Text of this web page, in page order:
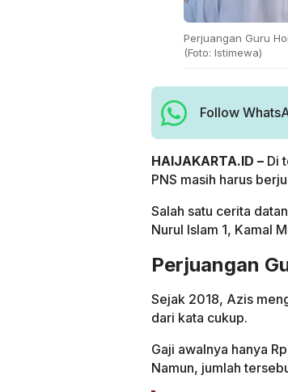
Perjuangan Guru
(Foto: Istimewa)
Follow
HAIJAKARTA.ID – Di
PNS masih harus
Salah satu cerita
Nurul Islam 1, Kamal
Perjuangan
Sejak 2018, Azis
dari kata cukup.
Gaji awalnya hanya
Namun, jumlah